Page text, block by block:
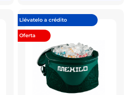
Llévatelo a crédito
Oferta